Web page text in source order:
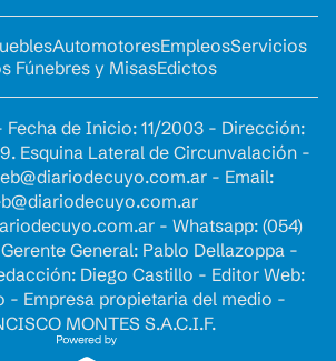
AutomotoresEmpleosServicios
Fúnebres y MisasEdictos
Fecha de Inicio: 11/2003 - Dirección:
Esquina Lateral de Circunvalación -
- Email:
- Whatsapp: (054)
General: Pablo Dellazoppa -
Diego Castillo - Editor Web:
- Empresa propietaria del medio -
MONTES S.A.C.I.F.